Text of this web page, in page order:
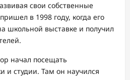
свои собственные
в 1998 году, когда его
школьной выставке и получил
начал посещать
и студии. Там он научился